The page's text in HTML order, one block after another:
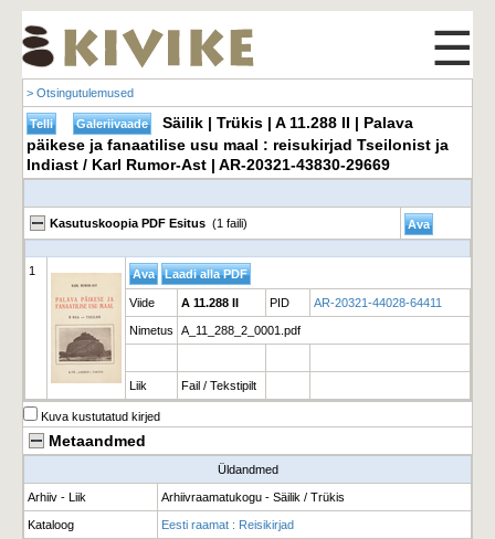
☰
> Otsingutulemused
Säilik | Trükis | A 11.288 II | Palava
päikese ja fanaatilise usu maal : reisukirjad Tseilonist ja
Indiast / Karl Rumor-Ast | AR-20321-43830-29669
Kasutuskoopia PDF Esitus (1 faili)
1
Viide A 11.288 II PID AR-20321-44028-64411
Nimetus A_11_288_2_0001.pdf
Liik Fail / Tekstipilt
Kuva kustutatud kirjed
Metaandmed
Üldandmed
Arhiiv - Liik Arhiivraamatukogu - Säilik / Trükis
Kataloog Eesti raamat : Reisikirjad